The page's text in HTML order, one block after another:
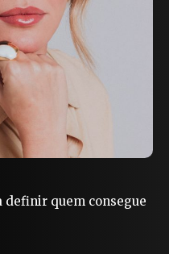
definir quem consegue